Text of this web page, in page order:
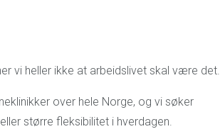
vi heller ikke at arbeidslivet skal være det.
over hele Norge, og vi søker
større fleksibilitet i hverdagen.